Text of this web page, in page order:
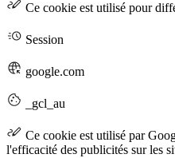
Ce cookie est utilisé pour
Session
google.com
_gcl_au
Ce cookie est utilisé par
l'efficacité des publicités sur les